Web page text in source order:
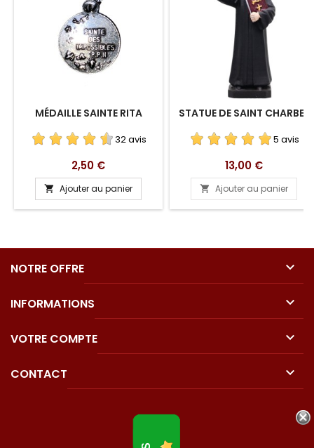
MÉDAILLE SAINTE RITA
32 avis
Prix
2,50 €
 Ajouter au panier
STATUE DE SAINT CHARBEL
5 avis
Prix
13,00 €
 Ajouter au panier
NOTRE OFFRE 
INFORMATIONS 
VOTRE COMPTE 
CONTACT 